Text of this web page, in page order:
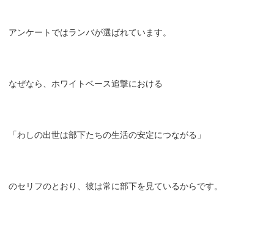
アンケートではランバが選ばれています。
なぜなら、ホワイトベース追撃における
「わしの出世は部下たちの生活の安定につながる」
のセリフのとおり、彼は常に部下を見ているからです。